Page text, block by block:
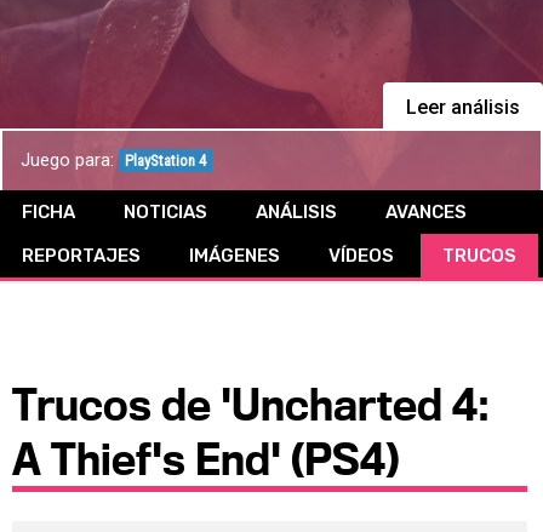
REPORTAJES
TRUCOS
CINE
CÓMICS
MANGA
E3 Leer análisis
Juego para: PlayStation 4
FICHA NOTICIAS ANÁLISIS
AVANCES
REPORTAJES
IMÁGENES VÍDEOS TRUCOS
Trucos de 'Uncharted 4:
A Thief's End' (PS4)